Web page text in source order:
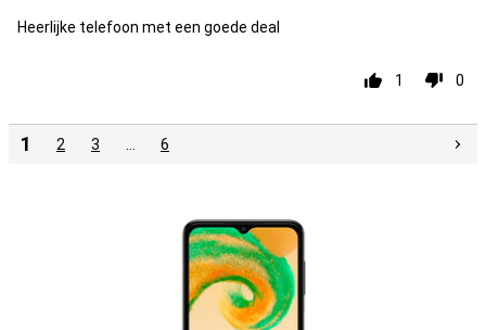
Heerlijke telefoon met een goede deal
1 0
1 2 3 6